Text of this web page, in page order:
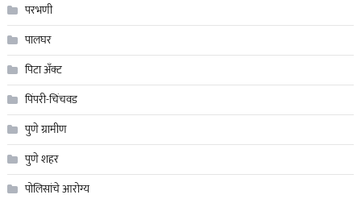
परभणी
पालघर
पिटा अँक्ट
पिंपरी-चिंचवड
पुणे ग्रामीण
पुणे शहर
पोलिसांचे आरोग्य